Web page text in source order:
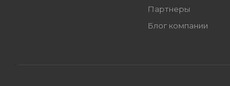
Партнеры
Блог компании